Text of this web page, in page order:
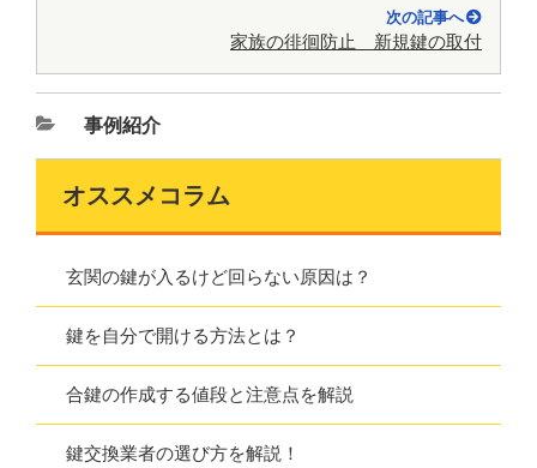
次の記事へ
家族の徘徊防止 新規鍵の取付
事例紹介
オススメコラム
玄関の鍵が入るけど回らない原因は？
鍵を自分で開ける方法とは？
合鍵の作成する値段と注意点を解説
鍵交換業者の選び方を解説！